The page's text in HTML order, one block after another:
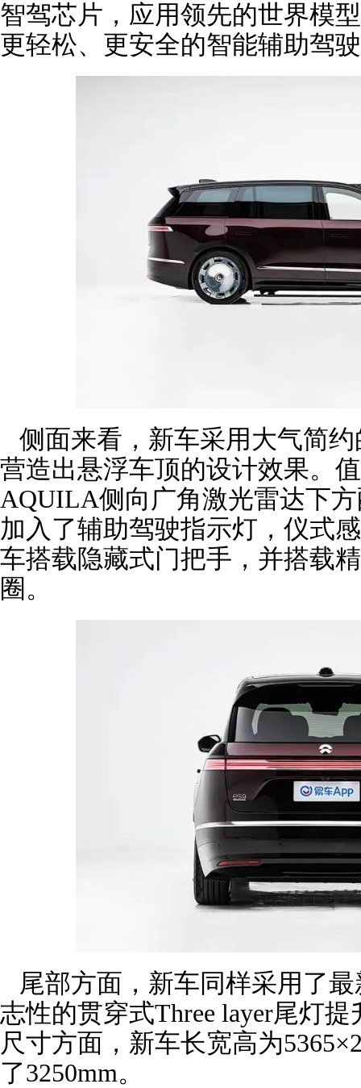
智驾芯片，应用领先的世界模
更轻松、更安全的智能辅助驾
侧面来看，新车采用大气简
营造出悬浮车顶的设计效果。
AQUILA侧向广角激光雷达下
加入了辅助驾驶指示灯，仪式
车搭载隐藏式门把手，并搭载
圈。
尾部方面，新车同样采用了
志性的贯穿式Three layer尾灯
尺寸方面，新车长宽高为
了3250mm。